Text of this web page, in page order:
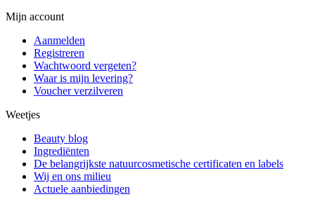
Mijn account
Aanmelden
Registreren
Wachtwoord vergeten?
Waar is mijn levering?
Voucher verzilveren
Weetjes
Beauty blog
Ingrediënten
De belangrijkste natuurcosmetische certificaten en labels
Wij en ons milieu
Actuele aanbiedingen